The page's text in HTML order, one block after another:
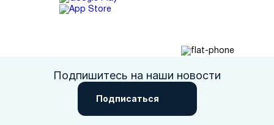
Подпишитесь на наши новости
Подписаться